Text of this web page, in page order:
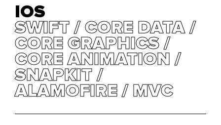
IOS
SWIFT CORE DATA
CORE GRAPHICS
CORE ANIMATION
SNAPKIT
ALAMOFIRE MVC
SWIFT CORE DATA
CORE GRAPHICS
CORE ANIMATION
SNAPKIT
ALAMOFIRE MVC